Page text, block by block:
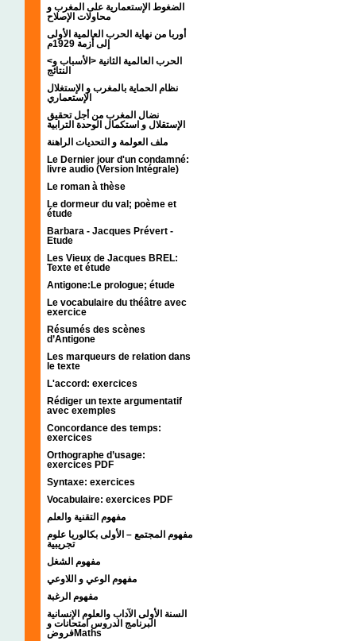
الضغوط الإستعمارية على المغرب و
محاولات الإصلاح
أوربا من نهاية الحرب العالمية الأولى
إلى أزمة 1929م
<الحرب العالمية الثانية <الأسباب و
النتائج
نظام الحماية بالمغرب و الإستغلال
الإستعماري
نضال المغرب من أجل تحقيق
الإستقلال و استكمال الوحدة الترابية
ملف العولمة و التحديات الراهنة
Le Dernier jour d'un condamné:
livre audio (Version Intégrale)
Le roman à thèse
Le dormeur du val; poème et
étude
Barbara - Jacques Prévert -
Etude
Les Vieux de Jacques BREL:
Texte et étude
Antigone:Le prologue; étude
Le vocabulaire du théâtre avec
exercice
Résumés des scènes
d’Antigone
Les marqueurs de relation dans
le texte
L'accord: exercices
Rédiger un texte argumentatif
avec exemples
Concordance des temps:
exercices
Orthographe d’usage:
exercices PDF
Syntaxe: exercices
Vocabulaire: exercices PDF
مفهوم التقنية والعلم
مفهوم المجتمع – الأولى بكالوريا علوم
تجريبية
مفهوم الشغل
مفهوم الوعي و اللاوعي
مفهوم الرغبة
السنة الأولى الآداب والعلوم الإنسانية
البرنامج الدروس امتحانات و
فروضMaths